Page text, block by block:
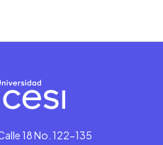
18 No. 122-135